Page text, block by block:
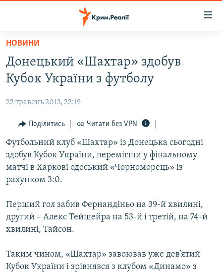
Перейти
основного
матеріалу
Перейти
до
навігації
Перейти
до
пошуку
ВОДА.КРИМ
ВІДЕО ТА ФОТО
ПОЛІТИКА
БЛОГИ
ПОГЛЯД
ІНТЕРВ'Ю
ВСЕ ЗА ДЕНЬ
ДЕПОРТАЦІЯ
ВІДЕОУРОКИ «ELIFBE»
СВІДЧЕННЯ ОКУПАЦІЇ
УКРАЇНСЬКА ПРОБЛЕМА КРИМУ
ЯК ОБІЙТИ БЛОКУВАННЯ
Qırımtatar
НОВИНИ
Донецький «Шахтар» здобув
Кубок України з футболу
22 травень 2013, 22:19
Поділитись Читати без VPN
Футбольний клуб «Шахтар» із Донецька сьогодні
здобув Кубок України, перемігши у фінальному
матчі в Харкові одеський «Чорноморець» із
рахунком 3:0.
Перший гол забив Фернандіньо на 39-й хвилині,
другий – Алекс Тейшейра на 53-й і третій, на 74-й
хвилині, Тайсон.
Таким чином, «Шахтар» завоював уже дев’ятий
Кубок України і зрівнявся з клубом «Динамо» з